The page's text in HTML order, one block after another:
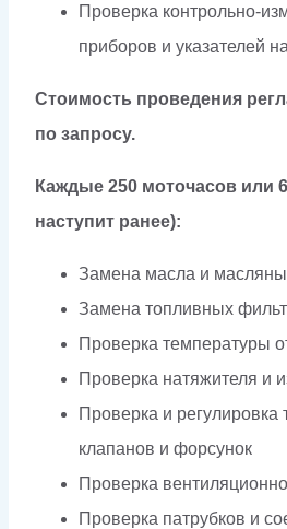
Проверка контрольно-
приборов и указателей
Стоимость проведения
по запросу.
Каждые 250 моточасов или
наступит ранее):
Замена масла и
Замена топливных
Проверка температуры
Проверка натяжителя и
Проверка и регулировка
клапанов и форсунок
Проверка
Проверка патрубков и